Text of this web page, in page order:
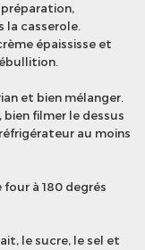
préparation,
la casserole.
épaississe et
ébullition.
et bien mélanger.
filmer le dessus
au moins
à 180 degrés
le sucre, le sel et